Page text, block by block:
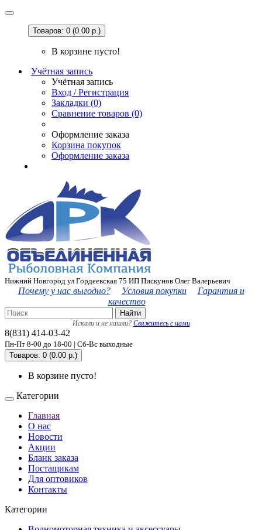
Товаров: 0 (0.00 р.)
В корзине пусто!
Учётная запись
Учётная запись
Вход / Регистрация
Закладки (0)
Сравнение товаров (0)
Оформление заказа
Корзина покупок
Оформление заказа
Нижний Новгород ул Гордеевская 75 ИП Пискунов Олег Валерьевич
Почему у нас выгодно? Условия покупки
Гарантия и
качество
Найти
Искали и не нашли? Свяжитесь с нами
8(831) 414-03-42
Пн-Пт 8-00 до 18-00 | Сб-Вс выходные
Товаров: 0 (0.00 р.)
В корзине пусто!
Категории
Главная
О нас
Новости
Акции
Бланк заказа
Постащикам
Для оптовиков
Контакты
Категории